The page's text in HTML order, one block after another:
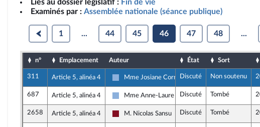
Liés au dossier législatif : Fin de vie
Examinés par : Assemblée nationale (séance publique)
1 ... 44 45 46 47 48 ...
n° Emplacement Auteur État Sort
311 Article 5, alinéa 4
Droite Républicaine
Mme Josiane Corneloup
Discuté Non soutenu
687 Article 5, alinéa 4
Droite Républicaine
Mme Anne-Laure BlinDiscuté Tombé
2658 Article 5, alinéa 4
Gauche Démocrate et Républicaine
M. Nicolas Sansu Discuté Tombé